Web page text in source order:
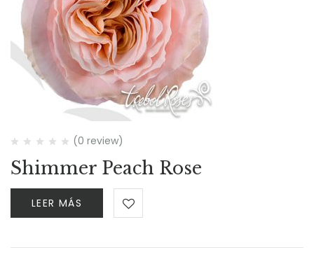
(0 review)
Shimmer Peach Rose
LEER MÁS